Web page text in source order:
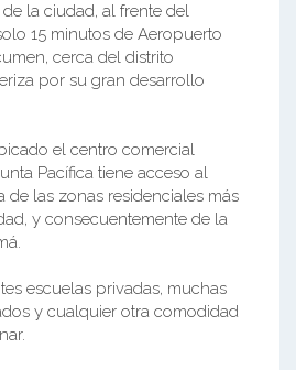
la ciudad, al frente del
15 minutos de Aeropuerto
cerca del distrito
por su gran desarrollo
el centro comercial
Pacífica tiene acceso al
de las zonas residenciales más
y consecuentemente de la
escuelas privadas, muchas
y cualquier otra comodidad